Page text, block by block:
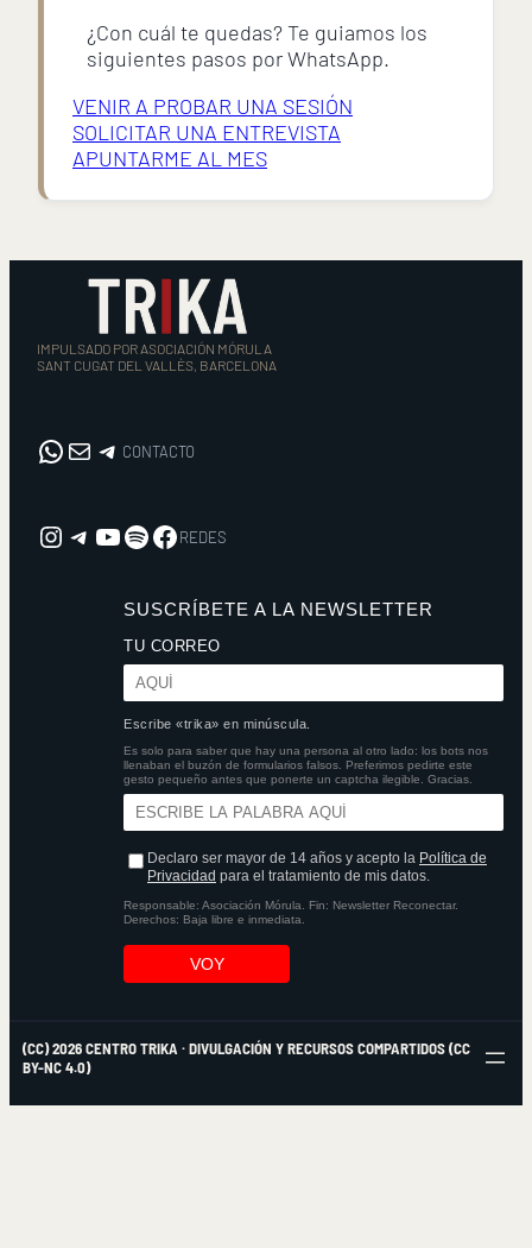
¿Con cuál te quedas? Te guiamos los
siguientes pasos por WhatsApp.
VENIR A PROBAR UNA SESIÓN
SOLICITAR UNA ENTREVISTA
APUNTARME AL MES
IMPULSADO POR ASOCIACIÓN MÓRULA
SANT CUGAT DEL VALLÈS, BARCELONA
WhatsApp Correo electrónico CONTACTO CONTACTO
Instagram REDES YouTube Spotify Facebook REDES
SUSCRÍBETE A LA NEWSLETTER
TU CORREO
Escribe «trika» en minúscula.
Es solo para saber que hay una persona al otro lado: los bots nos
llenaban el buzón de formularios falsos. Preferimos pedirte este
gesto pequeño antes que ponerte un captcha ilegible. Gracias.
Declaro ser mayor de 14 años y acepto la Política de
Privacidad para el tratamiento de mis datos.
Responsable: Asociación Mórula. Fin: Newsletter Reconectar.
Derechos: Baja libre e inmediata.
VOY
(CC) 2026 CENTRO TRIKA · DIVULGACIÓN Y RECURSOS COMPARTIDOS (CC
BY-NC 4.0)